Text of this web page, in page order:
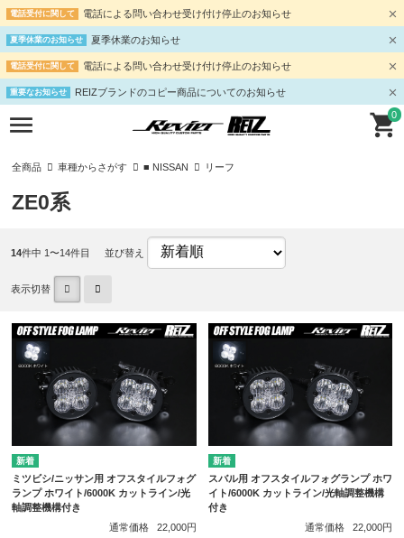
電話受付に関して 電話による問い合わせ受け付け停止のお知らせ
夏季休業のお知らせ 夏季休業のお知らせ
電話受付に関して 電話による問い合わせ受け付け停止のお知らせ
重要なお知らせ REIZブランドのコピー商品についてのお知らせ
0
全商品 車種からさがす ■ NISSAN リーフ
ZE0系
14件中 1〜14件目 並び替え
表示切替
ミツビシ/ニッサン用 オフスタイルフォグ
ランプ ホワイト/6000K カットライン/光
軸調整機構付き
通常価格
22,000円
スバル用 オフスタイルフォグランプ ホワ
イト/6000K カットライン/光軸調整機構
付き
通常価格
22,000円